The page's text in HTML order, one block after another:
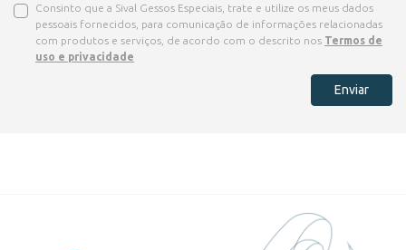
Consinto que a Sival Gessos Especiais, trate e utilize os meus dados
pessoais fornecidos, para comunicação de informações relacionadas
com produtos e serviços, de acordo com o descrito nos Termos de
uso e privacidade
Enviar